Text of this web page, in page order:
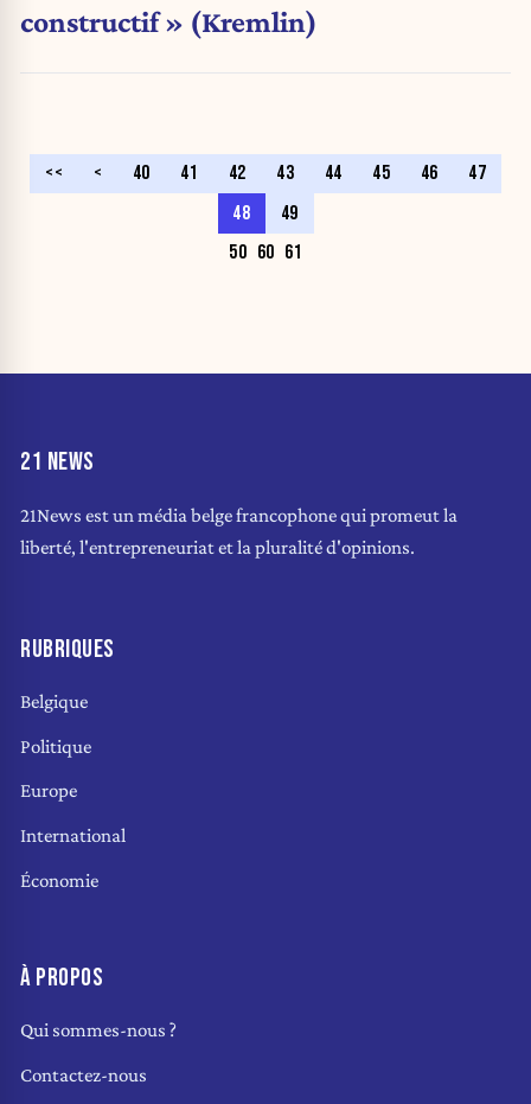
constructif » (Kremlin)
<< < 40 41 42 43 44 45 46
47
48
49
50 60 61
21 NEWS
21News est un média belge francophone qui promeut la
liberté, l'entrepreneuriat et la pluralité d'opinions.
RUBRIQUES
Belgique
Politique
Europe
International
Économie
À PROPOS
Qui sommes-nous ?
Contactez-nous